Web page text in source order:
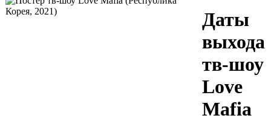
Даты
выхода
тв-шоу
Love
Mafia